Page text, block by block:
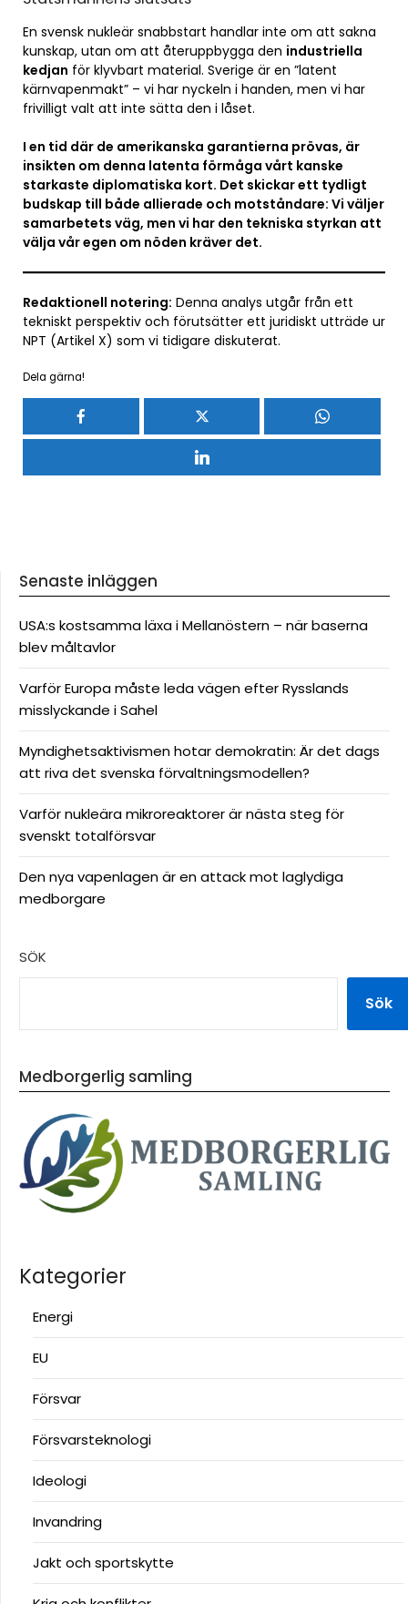
En svensk nukleär snabbstart handlar inte om att sakna
kunskap, utan om att återuppbygga den industriella
kedjan för klyvbart material. Sverige är en ”latent
kärnvapenmakt” – vi har nyckeln i handen, men vi har
frivilligt valt att inte sätta den i låset.
I en tid där de amerikanska garantierna prövas, är
insikten om denna latenta förmåga vårt kanske
starkaste diplomatiska kort. Det skickar ett tydligt
budskap till både allierade och motståndare: Vi väljer
samarbetets väg, men vi har den tekniska styrkan att
välja vår egen om nöden kräver det.
Redaktionell notering: Denna analys utgår från ett
tekniskt perspektiv och förutsätter ett juridiskt utträde ur
NPT (Artikel X) som vi tidigare diskuterat.
Dela gärna!
Senaste inläggen
USA:s kostsamma läxa i Mellanöstern – när baserna
blev måltavlor
Varför Europa måste leda vägen efter Rysslands
misslyckande i Sahel
Myndighetsaktivismen hotar demokratin: Är det dags
att riva det svenska förvaltningsmodellen?
Varför nukleära mikroreaktorer är nästa steg för
svenskt totalförsvar
Den nya vapenlagen är en attack mot laglydiga
medborgare
SÖK
Sök
Medborgerlig samling
Kategorier
Energi
EU
Försvar
Försvarsteknologi
Ideologi
Invandring
Jakt och sportskytte